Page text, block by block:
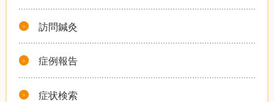
訪問鍼灸
症例報告
症状検索